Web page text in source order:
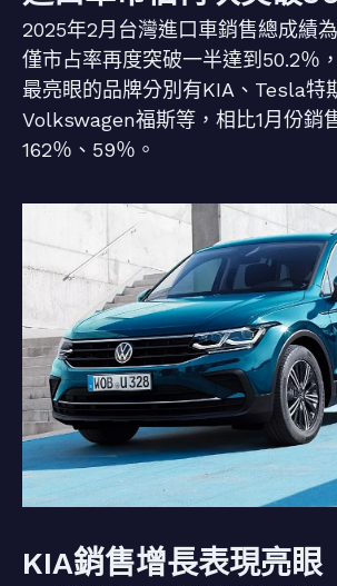
2025年2月台灣進口車銷售總成績
僅市占率再度突破一半達到50.2％
最亮眼的品牌分別有KIA、Tesla特
Volkswagen福斯等，相比1月份銷
162％、59％。
KIA銷售增長表現亮眼